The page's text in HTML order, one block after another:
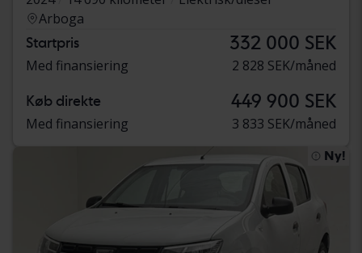
Arboga
Startpris 332 000 SEK
Med finansiering 2 828 SEK/måned
Køb direkte 449 900 SEK
Med finansiering 3 833 SEK/måned
Ny!